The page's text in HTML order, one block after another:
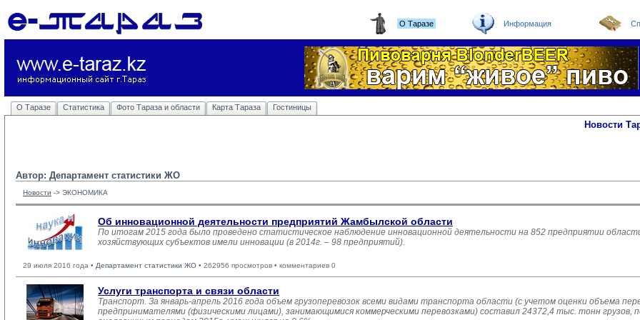
О Таразе Информация
О Таразе Статистика Фото Тараза и области Карта Тараза Гостиницы
Новости
Автор: Департамент статистики ЖО
Новости -> ЭКОНОМИКА
Об инновационной деятельности предприятий Жамбылской области
По итогам 2015 года было проведено статистическое наблюдение инновационной деятельности на 852 предприятии
хозяйствующих субъектов имели инновации (в 2014г. – 98 предприятий).
29 июля 2016 года • Департамент статистики ЖО • 262956 просмотров • комментариев 0
Услуги транспорта и связи области
Транспорт. За январь-апрель 2016 года объем грузоперевозок всеми видами транспорта области (с учетом оценки объема
предпринимателями (физическими лицами), занимающимися коммерческими перевозками) составил 24372,4 тыс. тонн грузов,